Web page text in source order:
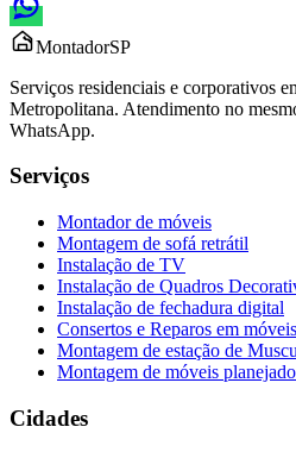
MontadorSP
Serviços residenciais e corporativos
Metropolitana. Atendimento no
WhatsApp.
Serviços
Montador de móveis
Montagem de sofá retrátil
Instalação de TV
Instalação de Quadros
Instalação de fechadura digital
Consertos e Reparos em móveis
Montagem de estação de
Montagem de móveis
Cidades